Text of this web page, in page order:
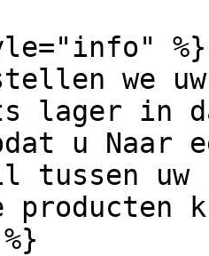
%}
we
lager in
u Naar
tussen